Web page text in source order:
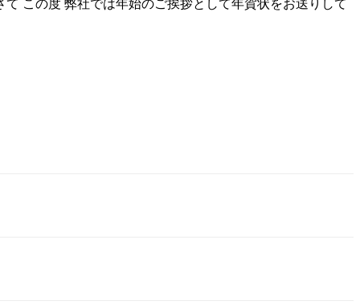
この度 弊社では年始のご挨拶として年賀状をお送りして